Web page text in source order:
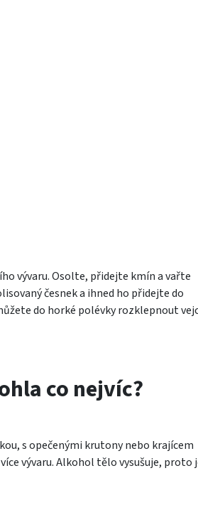
vývaru. Osolte, přidejte kmín a vařte
česnek a ihned ho přidejte do
do horké polévky rozklepnout
co nejvíc?
s opečenými krutony nebo krajícem
vývaru. Alkohol tělo vysušuje, proto